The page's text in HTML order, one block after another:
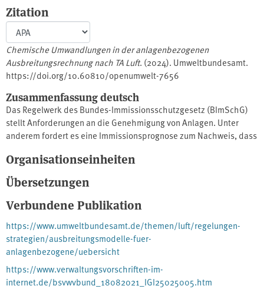
Zitation
Chemische Umwandlungen in der anlagenbezogenen
Ausbreitungsrechnung nach TA Luft. (2024). Umweltbundesamt.
https://doi.org/10.60810/openumwelt-7656
Zusammenfassung deutsch
Das Regelwerk des Bundes-Immissionsschutzgesetz (BImSchG)
stellt Anforderungen an die Genehmigung von Anlagen. Unter
anderem fordert es eine Immissionsprognose zum Nachweis, dass
eingehalten werden. Die TA Luft legt als Verwaltungsvorschrift zum
BImSchG fest, wie bei dieser Prognose die Umwandlung von
Stickstoffmonoxid nach Stickstoffdioxid in der Atmosphäre
berücksichtigt wird, bisher nach Untersuchungen aus den 1970er
Jahren.Im Rahmen des Projekts wurde der aktuelle Stand von
Wissenschaft und Technik zur Berücksichtigung dieser
chemischen Umwandlung ermittelt. Das Ergebnis kann in die TA
Luft übernommen werden.
Organisationseinheiten
Übersetzungen
Verbundene Publikation
https://www.umweltbundesamt.de/themen/luft/regelungen-
strategien/ausbreitungsmodelle-fuer-
anlagenbezogene/uebersicht
https://www.verwaltungsvorschriften-im-
internet.de/bsvwvbund_18082021_IGI25025005.htm